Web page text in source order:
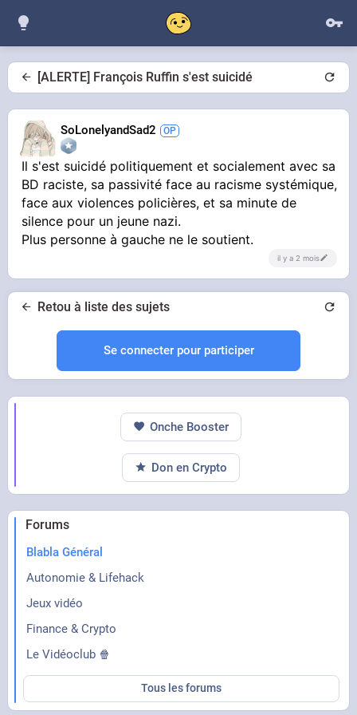
[ALERTE] François Ruffin s'est suicidé
SoLonelyandSad2
Il s'est suicidé politiquement et socialement avec sa
BD raciste, sa passivité face au racisme systémique,
face aux violences policières, et sa minute de
silence pour un jeune nazi.
Plus personne à gauche ne le soutient.
il y a 2 mois
Retou à liste des sujets
Se connecter pour participer
Forums
Blabla Général
Autonomie & Lifehack
Jeux vidéo
Finance & Crypto
Le Vidéoclub 🍿
Tous les forums
Onche Booster
Don en Crypto